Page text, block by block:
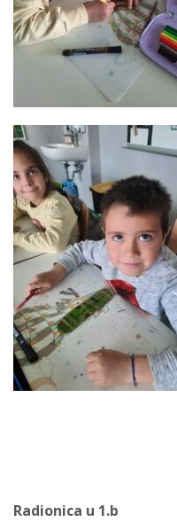
Radionica u 1.b